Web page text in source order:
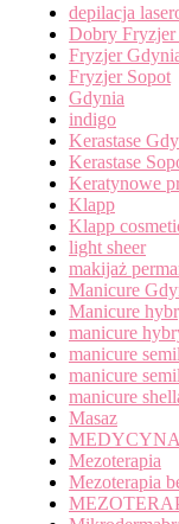
depilacja
Dobry Fryzjer
Fryzjer
Fryzjer Sopot
Gdynia
indigo
Kerastase
Kerastase
Keratynowe
Klapp
Klapp
light sheer
makijaż
Manicure
Manicure
manicure
manicure
manicure
manicure
Masaz
Mezoterapia
Mezoterapia